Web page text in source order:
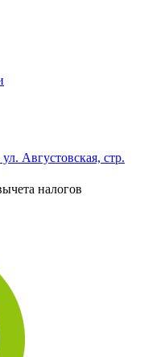
Августовская, стр.
налогов